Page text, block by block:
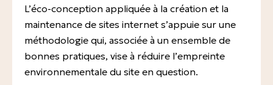
L’éco-conception appliquée à la création et la
maintenance de sites internet s’appuie sur une
méthodologie qui, associée à un ensemble de
bonnes pratiques, vise à réduire l’empreinte
environnementale du site en question.